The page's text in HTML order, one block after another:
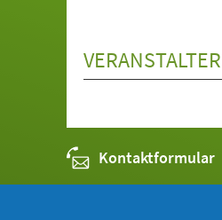
VERANSTALTER
Kontaktformular